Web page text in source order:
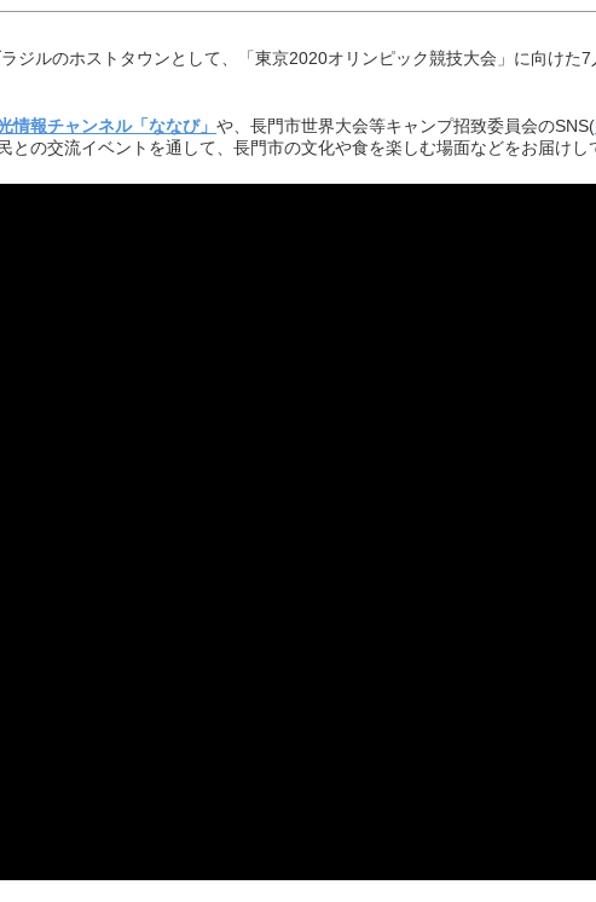
ジルのホストタウンとして、「東京2020オリンピック競技大会」に向けた
情報チャンネル「ななび」 や、長門市世界大会等キャンプ招致委員会のSNS(
の交流イベントを通して、長門市の文化や食を楽しむ場面などをお届けし